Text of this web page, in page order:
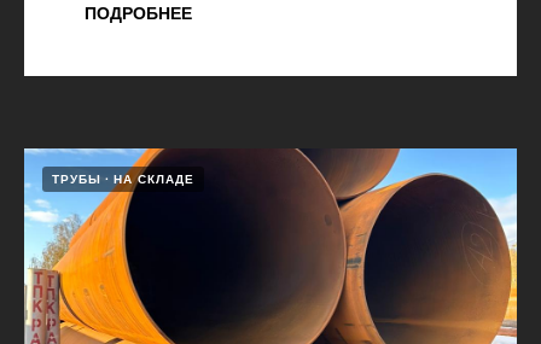
ПОДРОБНЕЕ
ТРУБЫ НА СКЛАДЕ